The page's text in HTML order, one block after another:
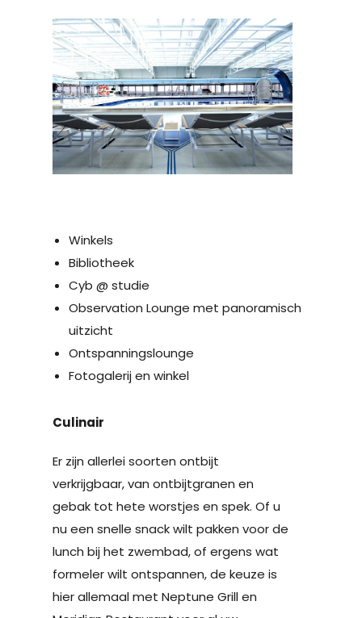
Winkels
Bibliotheek
Cyb @ studie
Observation Lounge met panoramisch
uitzicht
Ontspanningslounge
Fotogalerij en winkel
Culinair
Er zijn allerlei soorten ontbijt
verkrijgbaar, van ontbijtgranen en
gebak tot hete worstjes en spek. Of u
nu een snelle snack wilt pakken voor de
lunch bij het zwembad, of ergens wat
formeler wilt ontspannen, de keuze is
hier allemaal met Neptune Grill en